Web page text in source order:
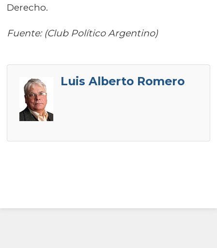
Derecho.
Fuente: (Club Político Argentino)
Luis Alberto Romero